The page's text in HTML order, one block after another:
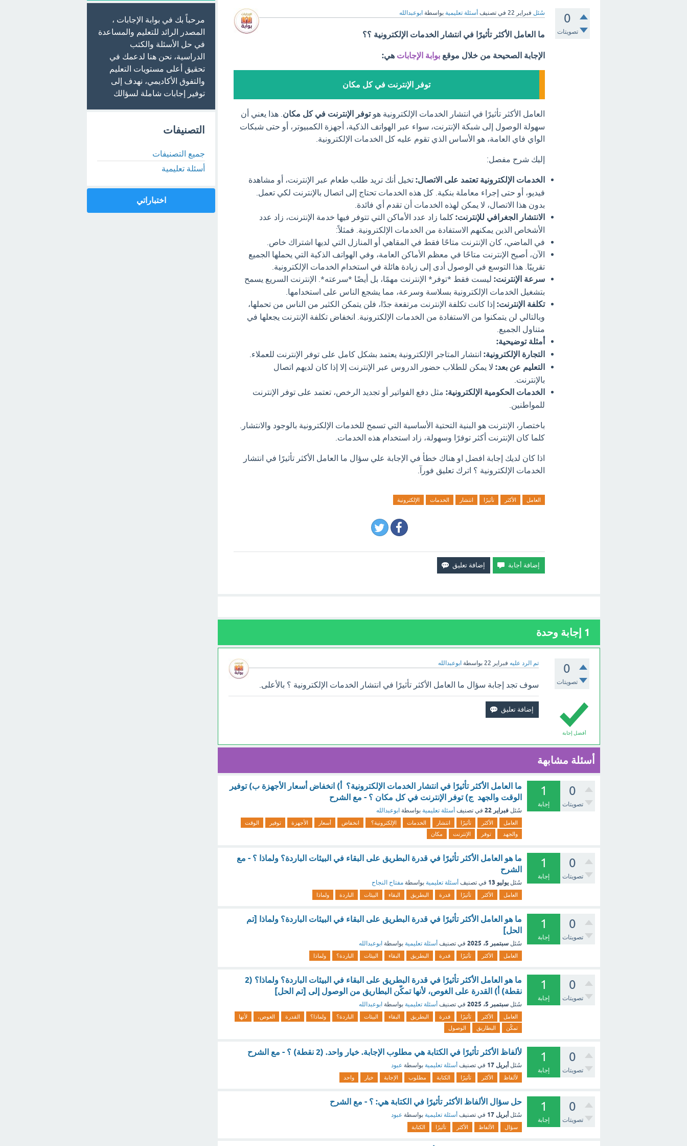
0
تصويتات
سُئل فبراير 22 في تصنيف أسئلة تعليمية بواسطة ابوعبدالله
ما العامل الأكثر تأثيرًا في انتشار الخدمات الإلكترونية ؟؟
الإجابة الصحيحة من خلال موقع بوابة الإجابات هي:
توفر الإنترنت في كل مكان
العامل الأكثر تأثيرًا في انتشار الخدمات الإلكترونية هوتوفر الإنترنت في كل مكان . هذا يعني أن
سهولة الوصول إلى شبكة الإنترنت، سواء عبر الهواتف الذكية، أجهزة الكمبيوتر، أو حتى شبكات
الواي فاي العامة، هو الأساس الذي تقوم عليه كل الخدمات الإلكترونية.
إليك شرح مفصل:
الخدمات الإلكترونية تعتمد على الاتصال: تخيل أنك تريد طلب طعام عبر الإنترنت، أو مشاهدة
فيديو، أو حتى إجراء معاملة بنكية. كل هذه الخدمات تحتاج إلى اتصال بالإنترنت لكي تعمل.
بدون هذا الاتصال، لا يمكن لهذه الخدمات أن تقدم أي فائدة.
الانتشار الجغرافي للإنترنت: كلما زاد عدد الأماكن التي تتوفر فيها خدمة الإنترنت، زاد عدد
الأشخاص الذين يمكنهم الاستفادة من الخدمات الإلكترونية. فمثلاً:
في الماضي، كان الإنترنت متاحًا فقط في المقاهي أو المنازل التي لديها اشتراك خاص.
الآن، أصبح الإنترنت متاحًا في معظم الأماكن العامة، وفي الهواتف الذكية التي يحملها الجميع
تقريبًا. هذا التوسع في الوصول أدى إلى زيادة هائلة في استخدام الخدمات الإلكترونية.
سرعة الإنترنت: ليست فقط *توفر* الإنترنت مهمًا، بل أيضًا *سرعته*. الإنترنت السريع يسمح
بتشغيل الخدمات الإلكترونية بسلاسة وسرعة، مما يشجع الناس على استخدامها.
تكلفة الإنترنت: إذا كانت تكلفة الإنترنت مرتفعة جدًا، فلن يتمكن الكثير من الناس من تحملها،
وبالتالي لن يتمكنوا من الاستفادة من الخدمات الإلكترونية. انخفاض تكلفة الإنترنت يجعلها في
متناول الجميع.
أمثلة توضيحية:
التجارة الإلكترونية: انتشار المتاجر الإلكترونية يعتمد بشكل كامل على توفر الإنترنت للعملاء.
التعليم عن بعد: لا يمكن للطلاب حضور الدروس عبر الإنترنت إلا إذا كان لديهم اتصال
بالإنترنت.
الخدمات الحكومية الإلكترونية: مثل دفع الفواتير أو تجديد الرخص، تعتمد على توفر الإنترنت
للمواطنين.
باختصار، الإنترنت هو البنية التحتية الأساسية التي تسمح للخدمات الإلكترونية بالوجود والانتشار.
كلما كان الإنترنت أكثر توفرًا وسهولة، زاد استخدام هذه الخدمات.
اذا كان لديك إجابة افضل او هناك خطأ في الإجابة علي سؤال ما العامل الأكثر تأثيرًا في انتشار
الخدمات الإلكترونية ؟ اترك تعليق فورآ.
العامل الأكثر تأثيرًا انتشار الخدمات الإلكترونية
1 إجابة وحدة
0
تصويتات
تم الرد عليه فبراير 22 بواسطة ابوعبدالله
أفضل إجابة
سوف تجد إجابة سؤال ما العامل الأكثر تأثيرًا في انتشار الخدمات الإلكترونية ؟ بالأعلى.
أسئلة مشابهة
0
تصويتات
1
إجابة
ما العامل الأكثر تأثيرًا في انتشار الخدمات الإلكترونية؟ أ) انخفاض أسعار الأجهزة ب) توفير
الوقت والجهد ج) توفر الإنترنت في كل مكان ؟ - مع الشرح
سُئل فبراير 22 في تصنيف أسئلة تعليمية بواسطة ابوعبدالله
العامل الأكثر تأثيرًا انتشار الخدمات الإلكترونية؟ انخفاض أسعار الأجهزة توفير
الوقت
والجهد
توفر الإنترنت مكان
0
تصويتات
1
إجابة
ما هو العامل الأكثر تأثيرًا في قدرة البطريق على البقاء في البيئات الباردة؟ ولماذا ؟ - مع
الشرح
سُئل يوليو 13 في تصنيف أسئلة تعليمية بواسطة مفتاح النجاح
العامل الأكثر تأثيرًا قدرة البطريق البقاء البيئات الباردة ولماذا
0
تصويتات
1
إجابة
ما هو العامل الأكثر تأثيرًا في قدرة البطريق على البقاء في البيئات الباردة؟ ولماذا [تم
الحل]
سُئل سبتمبر 5، 2025 في تصنيف أسئلة تعليمية بواسطة ابوعبدالله
العامل الأكثر تأثيرًا قدرة البطريق البقاء البيئات الباردة؟ ولماذا
0
تصويتات
1
إجابة
ما هو العامل الأكثر تأثيرًا في قدرة البطريق على البقاء في البيئات الباردة؟ ولماذا؟ (2
نقطة) أ) القدرة على الغوص، لأنها تمكّن البطاريق من الوصول إلى [تم الحل]
سُئل سبتمبر 5، 2025 في تصنيف أسئلة تعليمية بواسطة ابوعبدالله
العامل الأكثر تأثيرًا قدرة البطريق البقاء البيئات الباردة؟ ولماذا؟ القدرة الغوص،
لأنها
تمكّن
البطاريق الوصول
0
تصويتات
1
إجابة
لألفاظ الأكثر تأثيرًا في الكتابة هي مطلوب الإجابة. خيار واحد. (2 نقطة) ؟ - مع الشرح
سُئل أبريل 17 في تصنيف أسئلة تعليمية بواسطة عبود
لألفاظ الأكثر تأثيرًا الكتابة مطلوب الإجابة خيار واحد
0
تصويتات
1
إجابة
حل سؤال الألفاظ الأكثر تأثيرًا في الكتابة هي: ؟ - مع الشرح
سُئل أبريل 17 في تصنيف أسئلة تعليمية بواسطة عبود
سؤال الألفاظ الأكثر تأثيرًا الكتابة
مرحباً بك في بوابة الإجابات ،
المصدر الرائد للتعليم والمساعدة
في حل الأسئلة والكتب
الدراسية، نحن هنا لدعمك في
تحقيق أعلى مستويات التعليم
والتفوق الأكاديمي، نهدف إلى
توفير إجابات شاملة لسؤالك
التصنيفات
جميع التصنيفات
أسئلة تعليمية
اختباراتي